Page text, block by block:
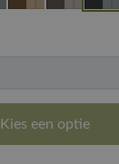
Kies een optie